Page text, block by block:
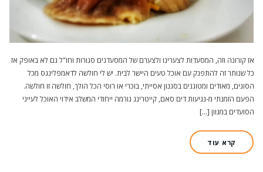
אז קורונה וזה, המסעדות לצערינו ולצערם של המסעדנים סגורות וחו"ל גם לא באופק אז
כל שנותר זה להתפנק עם אוכל טעים היישר לבית. יש לי חולשה לדאמפלינגס מכל
הסוגים, מאודים ומטוגנים בסגנון אסייתי, בוכרי או רוסי הכל הולך, חולשה זו חולשה.
הפעם הזמנתי מ-נגיעות דים סאם, קייטרינג גורמה ייחודי המשלב אידוי האוכל לעייני
הסועדים במגוון […]
קרא עוד